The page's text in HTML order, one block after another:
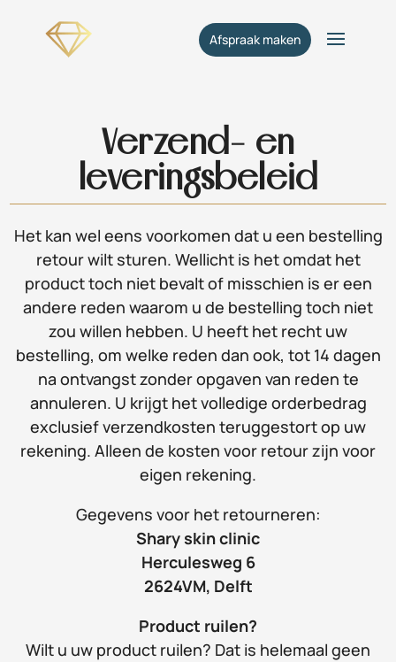
Afspraak maken
Verzend- en
leveringsbeleid
Het kan wel eens voorkomen dat u een bestelling
retour wilt sturen. Wellicht is het omdat het
product toch niet bevalt of misschien is er een
andere reden waarom u de bestelling toch niet
zou willen hebben. U heeft het recht uw
bestelling, om welke reden dan ook, tot 14 dagen
na ontvangst zonder opgaven van reden te
annuleren. U krijgt het volledige orderbedrag
exclusief verzendkosten teruggestort op uw
rekening. Alleen de kosten voor retour zijn voor
eigen rekening.
Gegevens voor het retourneren:
Shary skin clinic
Herculesweg 6
2624VM, Delft
Product ruilen?
Wilt u uw product ruilen? Dat is helemaal geen